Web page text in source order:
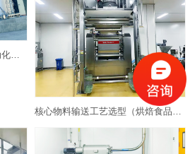
油脂/糖浆/冰水湿料全流程自动化工艺流程